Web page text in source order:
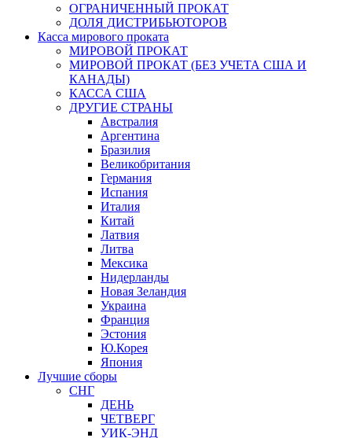
ОГРАНИЧЕННЫЙ ПРОКАТ
ДОЛЯ ДИСТРИБЬЮТОРОВ
Касса мирового проката
МИРОВОЙ ПРОКАТ
МИРОВОЙ ПРОКАТ (БЕЗ УЧЕТА США И
КАНАДЫ)
КАССА США
ДРУГИЕ СТРАНЫ
Австралия
Аргентина
Бразилия
Великобритания
Германия
Испания
Италия
Китай
Латвия
Литва
Мексика
Нидерланды
Новая Зеландия
Украина
Франция
Эстония
Ю.Корея
Япония
Лучшие сборы
СНГ
ДЕНЬ
ЧЕТВЕРГ
УИК-ЭНД